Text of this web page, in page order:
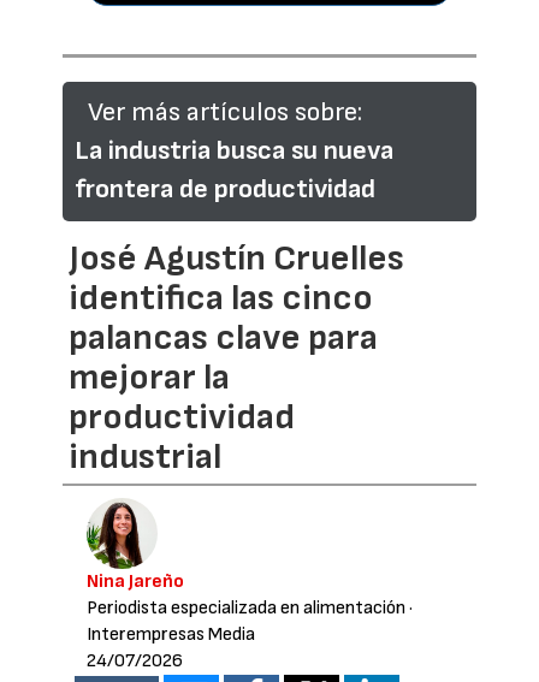
Ver más artículos sobre:
La industria busca su nueva
frontera de productividad
José Agustín Cruelles
identifica las cinco
palancas clave para
mejorar la
productividad
industrial
Nina Jareño
Periodista especializada en alimentación ·
Interempresas Media
24/07/2026